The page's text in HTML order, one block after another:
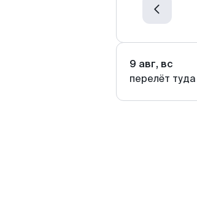
9 авг, вс
перелёт туда